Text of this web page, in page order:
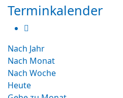
Terminkalender
Nach Jahr
Nach Monat
Nach Woche
Heute